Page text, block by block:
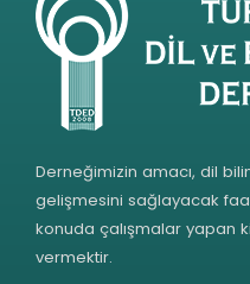
Derneğimizin amacı, dil
gelişmesini sağlayacak
konuda çalışmalar yapan
vermektir.